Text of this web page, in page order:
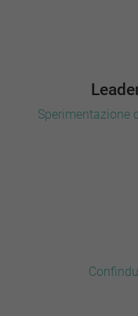
Sperimentazione